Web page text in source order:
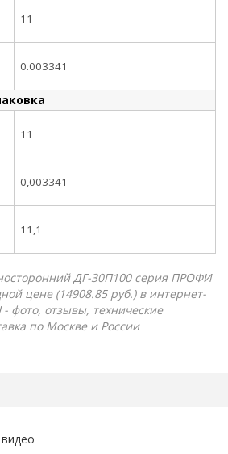
11
0.003341
11
0,003341
11,1
ДГ-30П100 серия ПРОФИ
цене (14908.85 руб.) в интернет-
- фото, отзывы, технические
по Москве и России